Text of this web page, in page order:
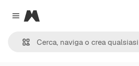
Close menu
Magnific